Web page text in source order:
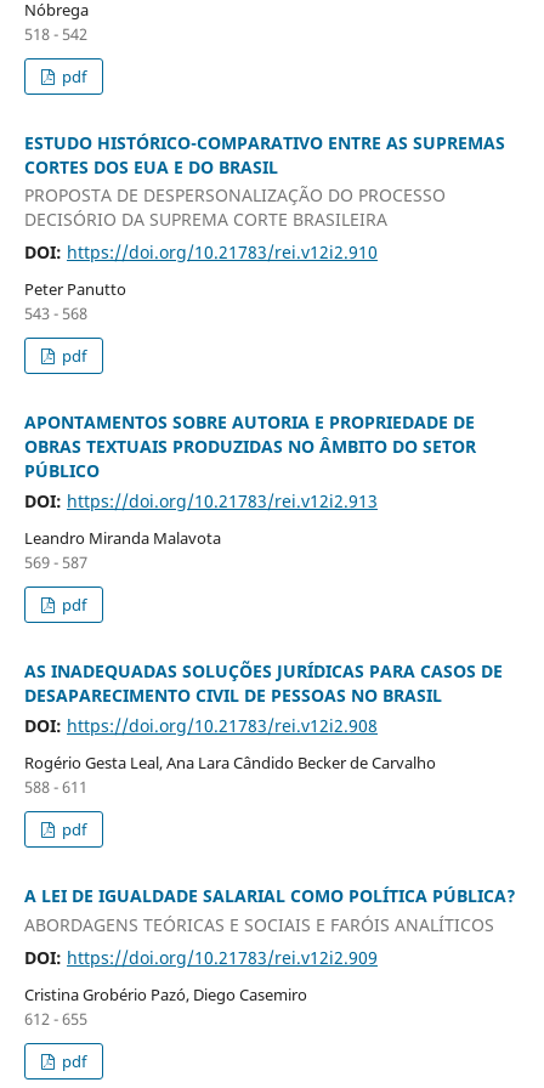
Nóbrega
518 - 542
pdf
ESTUDO HISTÓRICO-COMPARATIVO ENTRE AS SUPREMAS
CORTES DOS EUA E DO BRASIL
PROPOSTA DE DESPERSONALIZAÇÃO DO PROCESSO
DECISÓRIO DA SUPREMA CORTE BRASILEIRA
DOI: https://doi.org/10.21783/rei.v12i2.910
Peter Panutto
543 - 568
pdf
APONTAMENTOS SOBRE AUTORIA E PROPRIEDADE DE
OBRAS TEXTUAIS PRODUZIDAS NO ÂMBITO DO SETOR
PÚBLICO
DOI: https://doi.org/10.21783/rei.v12i2.913
Leandro Miranda Malavota
569 - 587
pdf
AS INADEQUADAS SOLUÇÕES JURÍDICAS PARA CASOS DE
DESAPARECIMENTO CIVIL DE PESSOAS NO BRASIL
DOI: https://doi.org/10.21783/rei.v12i2.908
Rogério Gesta Leal, Ana Lara Cândido Becker de Carvalho
588 - 611
pdf
A LEI DE IGUALDADE SALARIAL COMO POLÍTICA PÚBLICA?
ABORDAGENS TEÓRICAS E SOCIAIS E FARÓIS ANALÍTICOS
DOI: https://doi.org/10.21783/rei.v12i2.909
Cristina Grobério Pazó, Diego Casemiro
612 - 655
pdf